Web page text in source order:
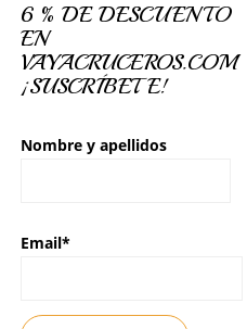
6 % DE DESCUENTO
EN
VAYACRUCEROS.COM
¡SUSCRÍBETE!
Nombre y apellidos
Email*